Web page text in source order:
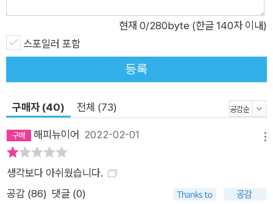
영주는 실제로 자신이 손님인 듯 어색하게 서점에 들어서고 가만
히 앉아 책만 읽는다. 자신도 모르게 자주 울었고 아무렇지도 않
은 듯 눈물을 닦으며 몇 안 되는 손님을 맞았다. 그렇게 맥없이 앉
아 몇 달을 보냈는데, 어느 순간 더는 눈물이 흐르지 않았다. 그리
점은 진짜 서점의 꼴을 갖춰가기 시작한다. 반도 채워져 있지 않
다. 책도 늘고, 독서 모임도 생기고, 글쓰기 강의도 시작되지만,
건강해진 휴남동 서점을 완성하는 건 역시 사람들이다. 끝없는 구
직 실패에 취업을 포기하고 될 대로 되라는 심정으로 알바로 일하
기 시작한 바리스타 민준, 남편 때문에 화날 일이 많은 로스팅 업
현재 0/280byte (한글 140자 이내)
스포일러 포함
등록
구매자 (40) 전체 (73)
해피뉴이어 2022-02-01
생각보다 아쉬웠습니다.
공감 (86) 댓글 (0)